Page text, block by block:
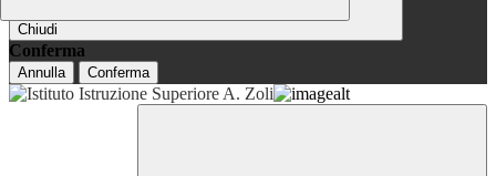
Chiudi
Conferma
Annulla Conferma